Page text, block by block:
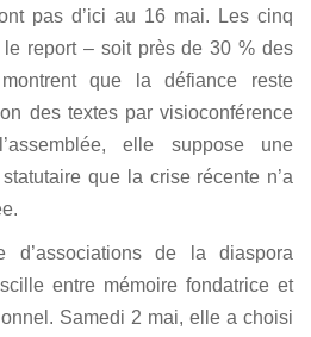
pas d’ici au 16 mai. Les cinq
report – soit près de 30 % des
que la défiance reste
des textes par visioconférence
elle suppose une
que la crise récente n’a
d’associations de la diaspora
entre mémoire fondatrice et
Samedi 2 mai, elle a choisi